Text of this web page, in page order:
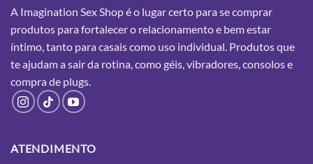
A Imagination Sex Shop é o lugar certo para se comprar
produtos para fortalecer o relacionamento e bem estar
íntimo, tanto para casais como uso individual. Produtos que
te ajudam a sair da rotina, como géis, vibradores, consolos e
comprade plugs.
ATENDIMENTO